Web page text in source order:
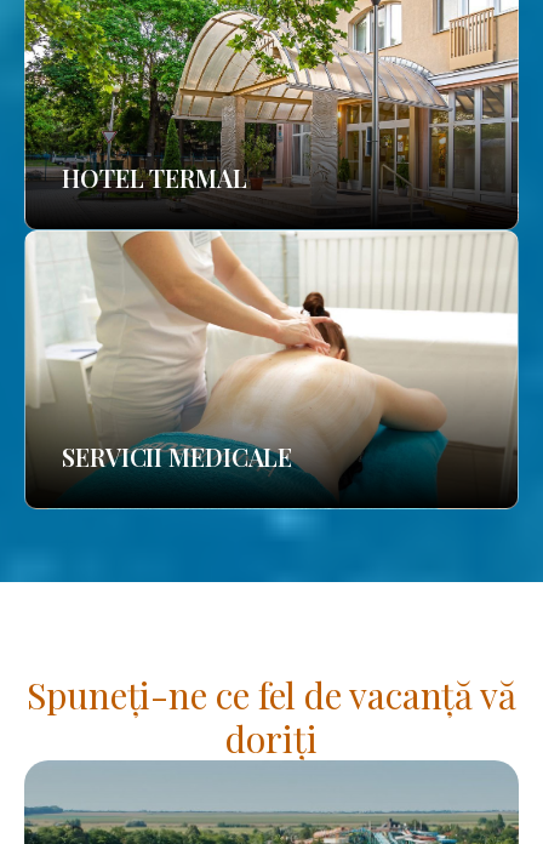
HOTEL TERMAL
SERVICII MEDICALE
Spuneți-ne ce fel de vacanță vă
doriți